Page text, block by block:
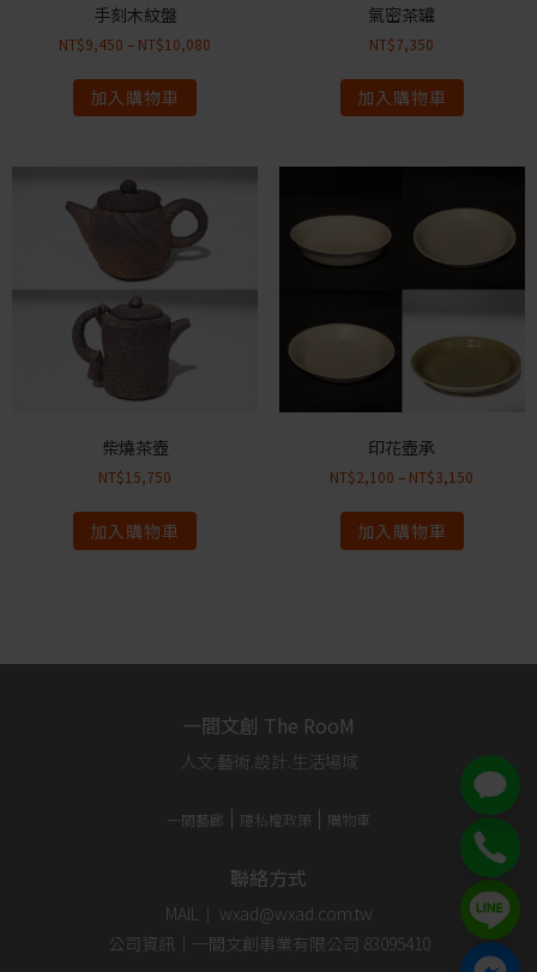
手刻木紋盤
NT$9,450 – NT$10,080
加入購物車
氣密茶罐
NT$7,350
加入購物車
柴燒茶壺
NT$15,750
加入購物車
印花壺承
NT$2,100 – NT$3,150
加入購物車
一間文創 The RooM
人文.藝術.設計.生活場域
一間藝廊 隱私權政策 購物車
聯絡方式
MAIL｜ wxad@wxad.com.tw
公司資訊｜一間文創事業有限公司 83095410